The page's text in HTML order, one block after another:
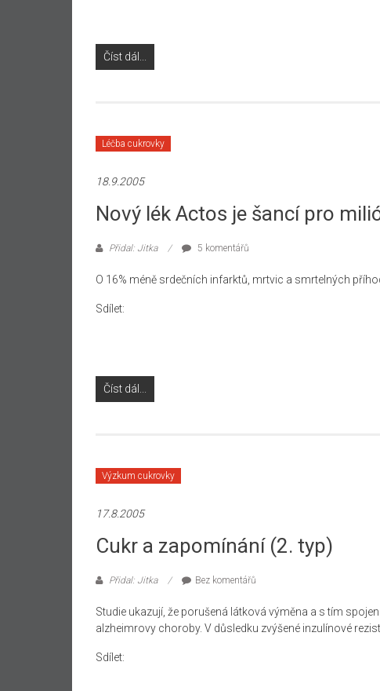
Číst dál...
Léčba cukrovky
18.9.2005
Nový lék Actos je šancí pro
Přidal: Jitka 5 komentářů
O 16% méně srdečních infarktů, mrtvic a smrtelných
Sdílet:
Číst dál...
Výzkum cukrovky
17.8.2005
Cukr a zapomínání (2. typ)
Přidal: Jitka Bez komentářů
Studie ukazují, že porušená látková výměna a s tím
alzheimrovy choroby. V důsledku zvýšené inzulínové
Sdílet: